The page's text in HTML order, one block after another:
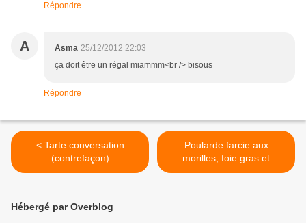
Répondre
A Asma 25/12/2012 22:03
ça doit être un régal miammm<br /> bisous
Répondre
< Tarte conversation
(contrefaçon)
Poularde farcie aux
morilles, foie gras et
speculos >
Hébergé par Overblog